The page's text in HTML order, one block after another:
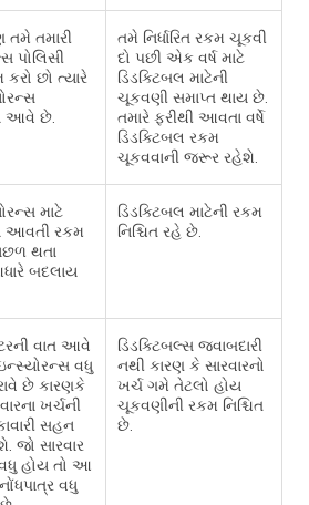
તમારી
પોલિસી
છો ત્યારે
આવે છે.
તમે નિર્ધારિત રકમ ચૂકવી
દો પછી એક વર્ષ માટે
ડિડક્ટિબલ માટેની
ચૂકવણી સમાપ્ત થાય છે.
તમારે ફરીથી આવતા વર્ષે
ડિડક્ટિબલ રકમ
ચૂકવવાની જરૂર રહેશે.
માટે
આવતી રકમ
થતા
બદલાય
ડિડક્ટિબલ માટેની રકમ
નિશ્ચિત રહે છે.
વાત આવે
વધુ
છે કારણકે
ખર્ચની
સહન
જો સારવાર
હોય તો આ
વધુ
ડિડક્ટિબલ્સ જવાબદારી
નથી કારણ કે સારવારનો
ખર્ચ ગમે તેટલો હોય
ચૂકવણીની રકમ નિશ્ચિત
છે.